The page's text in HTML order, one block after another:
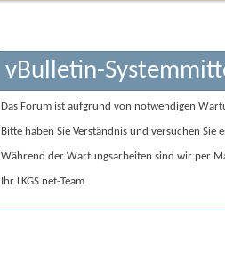
vBulletin-
Das Forum ist aufgrund von notwendigen
Bitte haben Sie Verständnis und versuchen Sie
Während der Wartungsarbeiten sind wir per
Ihr LKGS.net-Team